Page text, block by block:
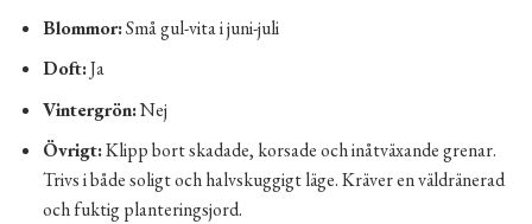
Blommor:Små gul-vita i juni-juli
Doft:Ja
Vintergrön:Nej
Övrigt:Klipp bort skadade, korsade och inåtväxande grenar.
Trivs i både soligt och halvskuggigt läge. Kräver en väldränerad
och fuktig planteringsjord.